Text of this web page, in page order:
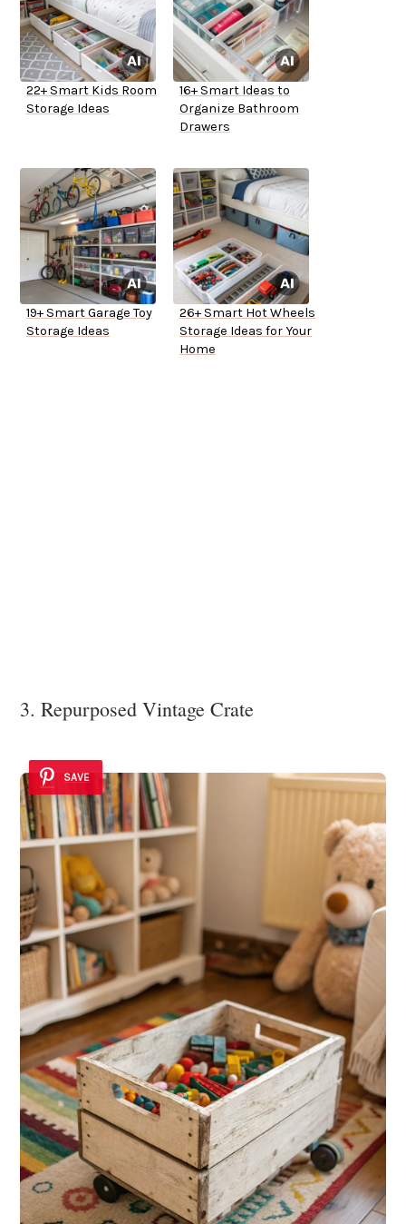
22+ Smart Kids Room
Storage Ideas
16+ Smart Ideas to
Organize Bathroom
Drawers
19+ Smart Garage Toy
Storage Ideas
26+ Smart Hot Wheels
Storage Ideas for Your
Home
3. Repurposed Vintage Crate
SAVE